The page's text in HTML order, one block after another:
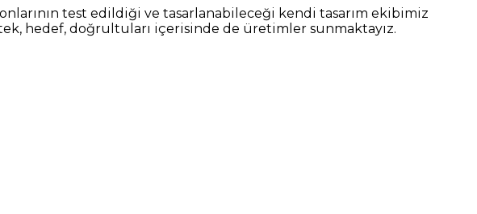
test edildiği ve tasarlanabileceği kendi tasarım ekibimiz
hedef, doğrultuları içerisinde de üretimler sunmaktayız.